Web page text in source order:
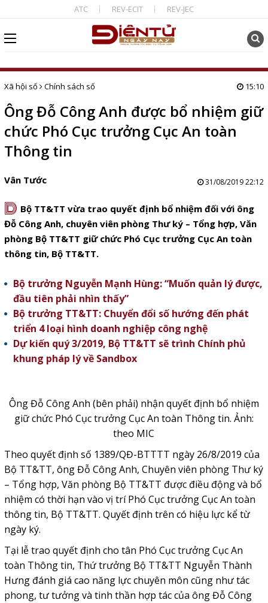
ATC REV-ECIT REV-JEC
Xã hội số Chính sách số 15:10
Ông Đỗ Công Anh được bổ nhiệm giữ
chức Phó Cục trưởng Cục An toàn
Thông tin
Vân Tước 31/08/2019 22:12
D Bộ TT&TT vừa trao quyết định bổ nhiệm đối với ông
Đỗ Công Anh, chuyên viên phòng Thư ký – Tổng hợp, Văn
phòng Bộ TT&TT giữ chức Phó Cục trưởng Cục An toàn
thông tin, Bộ TT&TT.
Bộ trưởng Nguyễn Mạnh Hùng: “Muốn quản lý được,
đầu tiên phải nhìn thấy”
Bộ trưởng TT&TT: Chuyển đổi số hướng đến phát
triển 4 loại hình doanh nghiệp công nghệ
Dự kiến quý 3/2019, Bộ TT&TT sẽ trình Chính phủ
khung pháp lý về Sandbox
Ông Đỗ Công Anh (bên phải) nhận quyết định bổ nhiệm
giữ chức Phó Cục trưởng Cục An toàn Thông tin. Ảnh:
theo MIC
Theo quyết định số 1389/QĐ-BTTTT ngày 26/8/2019 của
Bộ TT&TT, ông Đỗ Công Anh, Chuyên viên phòng Thư ký
– Tổng hợp, Văn phòng Bộ TT&TT được điều động và bổ
nhiệm có thời hạn vào vị trí Phó Cục trưởng Cục An toàn
thông tin, Bộ TT&TT. Quyết định trên có hiệu lực kể từ
ngày ký.
Tại lễ trao quyết định cho tân Phó Cục trưởng Cục An
toàn Thông tin, Thứ trưởng Bộ TT&TT Nguyễn Thành
Hưng đánh giá cao năng lực chuyên môn cũng như tác
phong, tư tưởng và tinh thần hợp tác của ông Đỗ Công